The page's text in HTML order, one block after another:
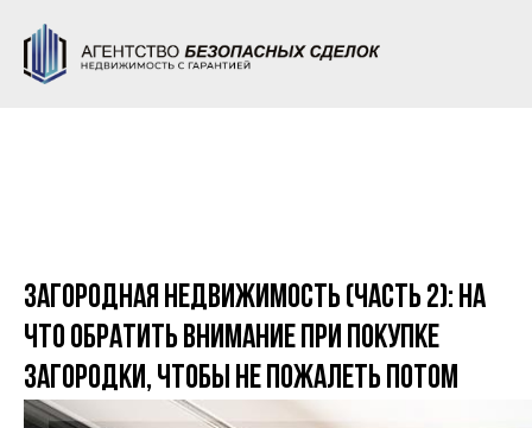
Загородная недвижимость (часть 2): на
что обратить внимание при покупке
загородки, чтобы не пожалеть потом